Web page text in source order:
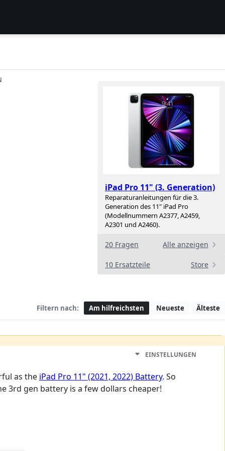
iPad Pro 11" (3. Generation)
Reparaturanleitungen für die 3.
Generation des 11" iPad Pro
(Modellnummern A2377, A2459,
A2301 und A2460).
20 Fragen Alle anzeigen
10 Ersatzteile Store
Filtern nach: Am hilfreichsten Neueste Älteste
EINSTELLUNGEN
as the iPad Pro 11" (2021, 2022) Battery. So
3rd gen battery is a few dollars cheaper!